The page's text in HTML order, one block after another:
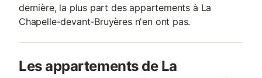
dernière, la plus part des appartements à La
Chapelle-devant-Bruyères n'en ont pas.
Les appartements de La